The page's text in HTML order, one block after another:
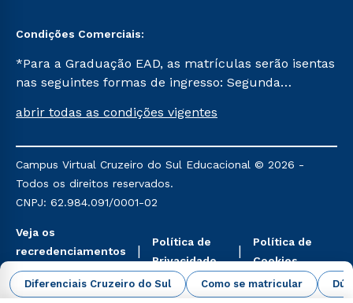
Diferenciais Cruzeiro do Sul Como se matricular
Condições Comerciais:
*Para a Graduação EAD, as matrículas serão isentas
nas seguintes formas de ingresso: Segunda
Já para as demais, a taxa de matrícula será de R$
mencionadas são referentes aos cursos: Ensino
Religioso, Geografia para a Docência e Metodologia
do Ensino de História: Questões Atuais.
abrir todas as condições vigentes
Campus Virtual Cruzeiro do Sul Educacional © 2026 -
Todos os direitos reservados.
CNPJ: 62.984.091/0001-02
Veja os
recredenciamentos
aqui
Política de
Privacidade
Política de
Cookies